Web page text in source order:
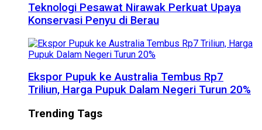
Teknologi Pesawat Nirawak Perkuat Upaya
Konservasi Penyu di Berau
Ekspor Pupuk ke Australia Tembus Rp7
Triliun, Harga Pupuk Dalam Negeri Turun 20%
Trending Tags